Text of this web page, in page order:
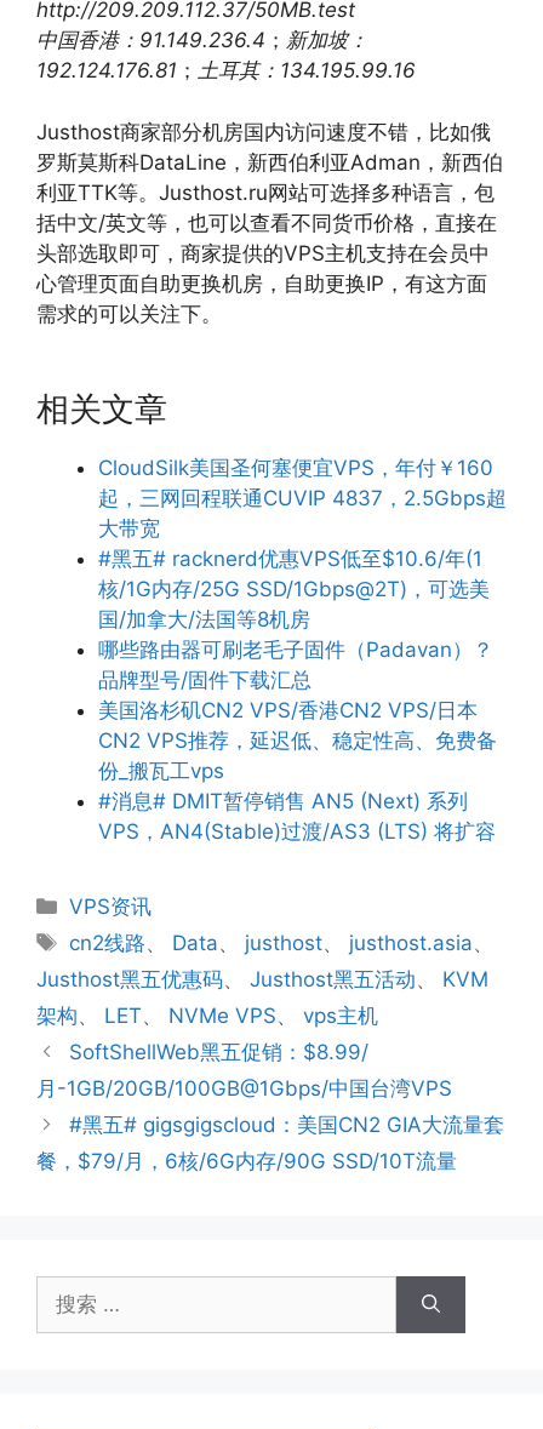
http://209.209.112.37/50MB.test
中国香港：91.149.236.4 ； 新加坡：
192.124.176.81 ； 土耳其：134.195.99.16
Justhost商家部分机房国内访问速度不错，比如俄
罗斯莫斯科DataLine，新西伯利亚Adman，新西伯
利亚TTK等。Justhost.ru网站可选择多种语言，包
括中文/英文等，也可以查看不同货币价格，直接在
头部选取即可，商家提供的VPS主机支持在会员中
心管理页面自助更换机房，自助更换IP，有这方面
需求的可以关注下。
相关文章
CloudSilk美国圣何塞便宜VPS，年付￥160
起，三网回程联通CUVIP 4837，2.5Gbps超
大带宽
#黑五# racknerd优惠VPS低至$10.6/年(1
核/1G内存/25G SSD/1Gbps@2T)，可选美
国/加拿大/法国等8机房
哪些路由器可刷老毛子固件（Padavan）？
品牌型号/固件下载汇总
美国洛杉矶CN2 VPS/香港CN2 VPS/日本
CN2 VPS推荐，延迟低、稳定性高、免费备
份_搬瓦工vps
#消息# DMIT暂停销售 AN5 (Next) 系列
VPS，AN4(Stable)过渡/AS3 (LTS) 将扩容
分
类
VPS资讯
标
签
cn2线路、 Data、 justhost、 justhost.asia、
Justhost黑五优惠码、 Justhost黑五活动、 KVM
架构、 LET、 NVMe VPS、 vps主机
SoftShellWeb黑五促销：$8.99/
月-1GB/20GB/100GB@1Gbps/中国台湾VPS
#黑五# gigsgigscloud：美国CN2 GIA大流量套
餐，$79/月，6核/6G内存/90G SSD/10T流量
索：